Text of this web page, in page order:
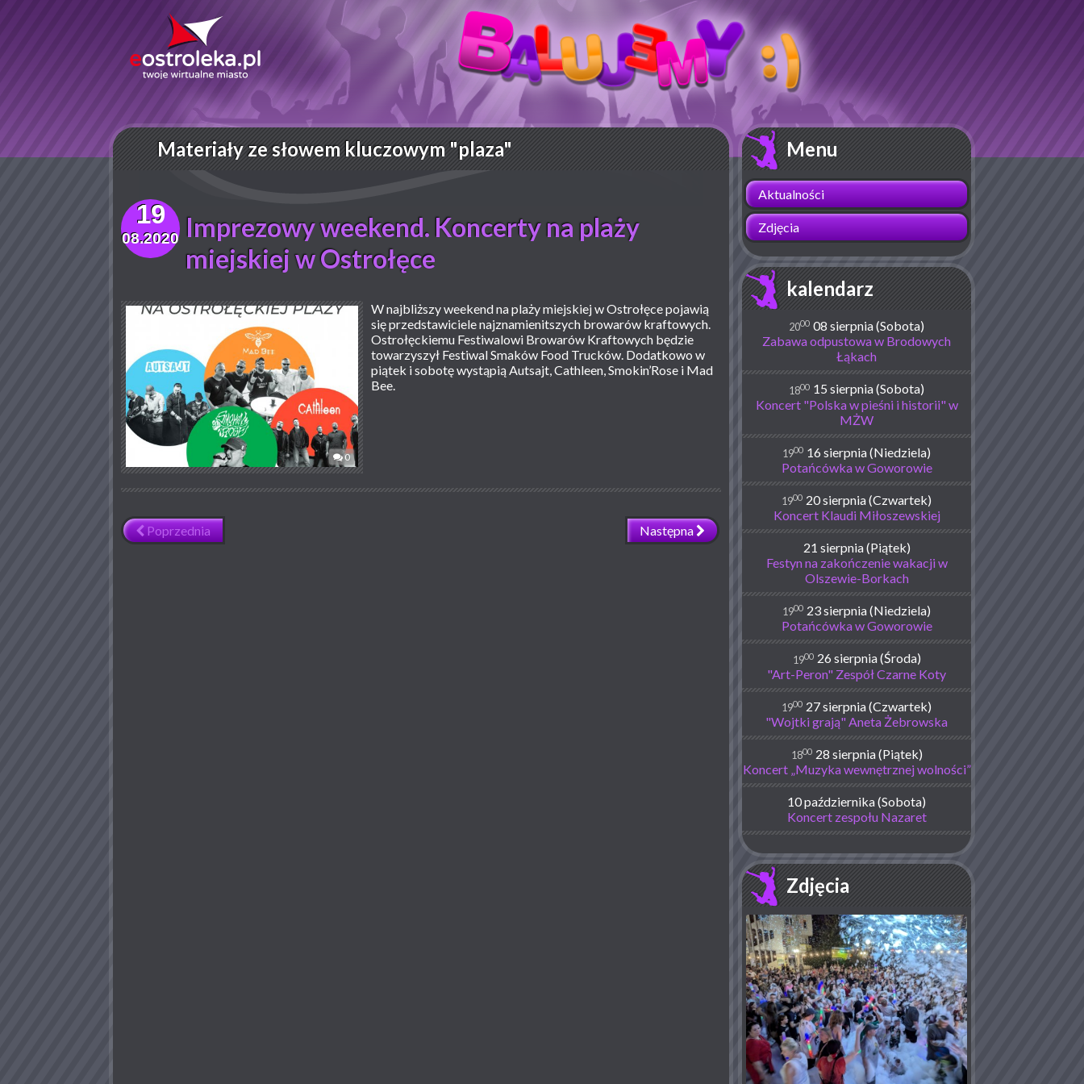
Materiały ze słowem kluczowym "plaza"
19
08.2020 Imprezowy weekend. Koncerty na plaży
miejskiej w Ostrołęce
0
W najbliższy weekend na plaży miejskiej w Ostrołęce pojawią
się przedstawiciele najznamienitszych browarów kraftowych.
Ostrołęckiemu Festiwalowi Browarów Kraftowych będzie
towarzyszył Festiwal Smaków Food Trucków. Dodatkowo w
piątek i sobotę wystąpią Autsajt, Cathleen, Smokin’Rose i Mad
Bee.
Poprzednia Następna
Menu
Aktualności
Zdjęcia
kalendarz
2000 08 sierpnia (Sobota)
Zabawa odpustowa w Brodowych
Łąkach
1800 15 sierpnia (Sobota)
Koncert "Polska w pieśni i historii" w
MŻW
1900 16 sierpnia (Niedziela)
Potańcówka w Goworowie
1900 20 sierpnia (Czwartek)
Koncert Klaudi Miłoszewskiej
21 sierpnia (Piątek)
Festyn na zakończenie wakacji w
Olszewie-Borkach
1900 23 sierpnia (Niedziela)
Potańcówka w Goworowie
1900 26 sierpnia (Środa)
"Art-Peron" Zespół Czarne Koty
1900 27 sierpnia (Czwartek)
"Wojtki grają" Aneta Żebrowska
1800 28 sierpnia (Piątek)
Koncert „Muzyka wewnętrznej wolności”
10 października (Sobota)
Koncert zespołu Nazaret
Zdjęcia